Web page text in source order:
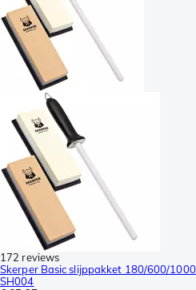
172 reviews
Skerper Basic slijppakket 180/600/
SH004